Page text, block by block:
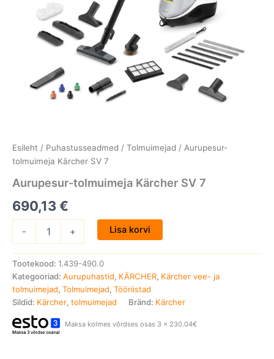
Esileht / Puhastusseadmed / Tolmuimejad / Aurupesur-
tolmuimeja Kärcher SV 7
Aurupesur-tolmuimeja Kärcher SV 7
690,13€
- + Lisa korvi
Tootekood: 1.439-490.0
Kategooriad: Aurupuhastid, KÄRCHER, Kärcher vee- ja
tolmuimejad, Tolmuimejad, Tööriistad
Sildid: Kärcher, tolmuimejad Bränd: Kärcher
Maksa kolmes võrdses osas 3 x 230.04€